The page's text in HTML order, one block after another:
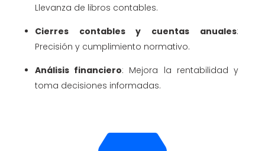
Llevanza de libros contables.
Cierres contables y cuentas anuales:
Precisión y cumplimiento normativo.
Análisis financiero: Mejora la rentabilidad y
toma decisiones informadas.